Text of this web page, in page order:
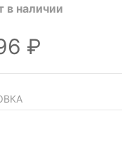
в наличии